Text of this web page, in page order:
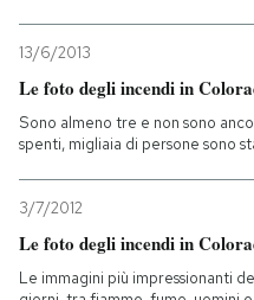
13/6/2013
Le foto degli incendi in
Sono almeno tre e non sono
spenti, migliaia di persone sono
3/7/2012
Le foto degli incendi in
Le immagini più impressionanti